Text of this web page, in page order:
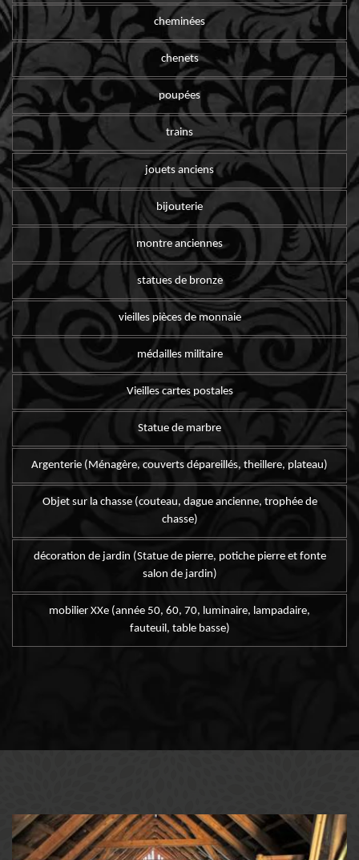
cheminées
chenets
poupées
trains
jouets anciens
bijouterie
montre anciennes
statues de bronze
vieilles pièces de monnaie
médailles militaire
Vieilles cartes postales
Statue de marbre
Argenterie (Ménagère, couverts dépareillés, theillere, plateau)
Objet sur la chasse (couteau, dague ancienne, trophée de
chasse)
décoration de jardin (Statue de pierre, potiche pierre et fonte
salon de jardin)
mobilier XXe (année 50, 60, 70, luminaire, lampadaire,
fauteuil, table basse)